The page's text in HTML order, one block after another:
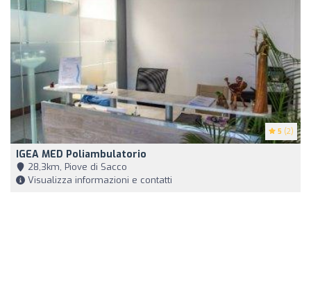
5 (2)
IGEA MED Poliambulatorio
28,3km, Piove di Sacco
Visualizza informazioni e contatti